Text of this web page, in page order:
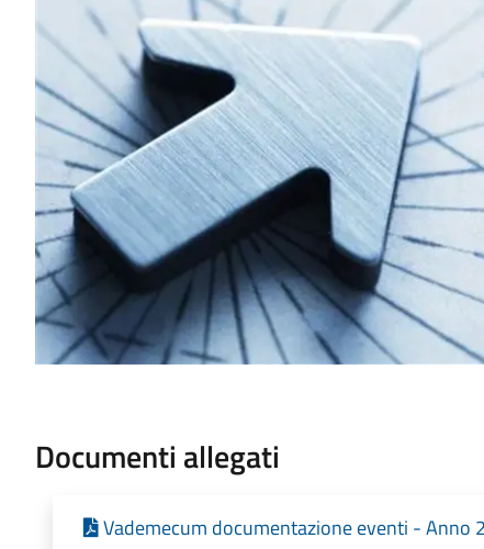
Documenti allegati
Vademecum documentazione eventi - Anno